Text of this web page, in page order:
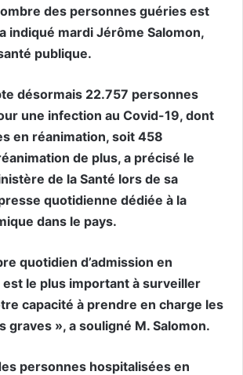
des personnes guéries est
indiqué mardi Jérôme Salomon,
publique.
désormais 22.757 personnes
une infection au Covid-19, dont
en réanimation, soit 458
de plus, a précisé le
de la Santé lors de sa
quotidienne dédiée à la
dans le pays.
quotidien d’admission en
le plus important à surveiller
capacité à prendre en charge les
graves », a souligné M. Salomon.
personnes hospitalisées en